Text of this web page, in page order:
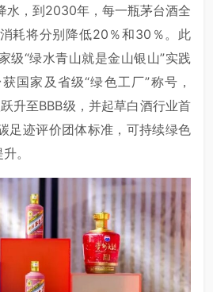
水，到2030年，每一瓶茅台酒全
耗将分别降低20％和30％。此
级“绿水青山就是金山银山”实践
国家及省级“绿色工厂”称号，
升至BBB级，并起草白酒行业首
足迹评价团体标准，可持续绿色
。